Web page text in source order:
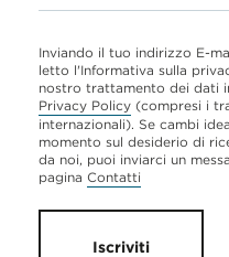
Inviando il tuo indirizzo E-
letto l'Informativa sulla
nostro trattamento dei dati
Privacy Policy (compresi i
internazionali). Se cambi
momento sul desiderio di
da noi, puoi inviarci un
pagina Contatti
Iscriviti